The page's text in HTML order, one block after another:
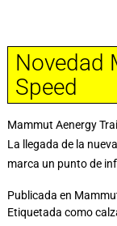
Novedad
Speed
Mammut Aenergy
La llegada de la
marca un punto de
Publicada en
Etiquetada como